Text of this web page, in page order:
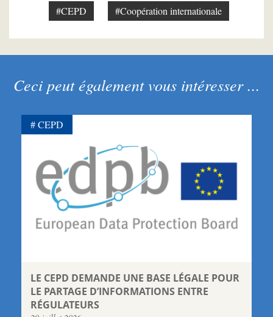
#CEPD #Coopération internationale
Ceci peut également vous intéresser ...
LE CEPD DEMANDE UNE BASE LÉGALE POUR
LE PARTAGE D’INFORMATIONS ENTRE
RÉGULATEURS
CEPD